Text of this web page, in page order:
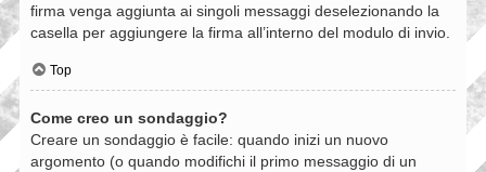
firma venga aggiunta ai singoli messaggi deselezionando la
casella per aggiungere la firma all’interno del modulo di invio.
Top
Come creo un sondaggio?
Creare un sondaggio è facile: quando inizi un nuovo
argomento (o quando modifichi il primo messaggio di un